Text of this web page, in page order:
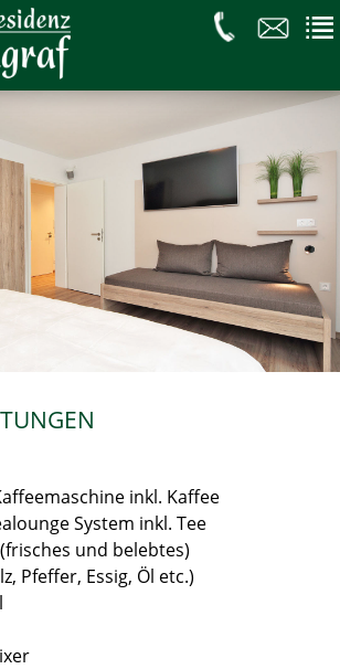
inkl. Kaffee
System inkl. Tee
und belebtes)
Pfeffer, Essig, Öl etc.)